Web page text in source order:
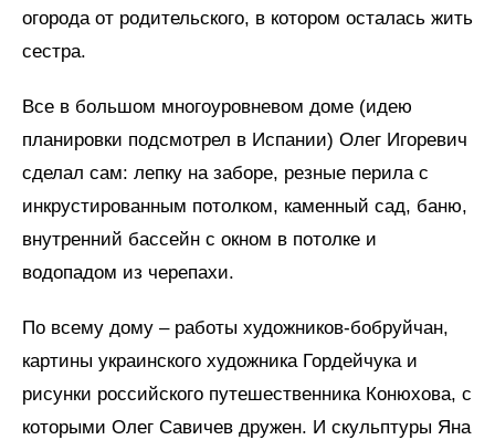
огорода от родительского, в котором осталась жить
сестра.
Все в большом многоуровневом доме (идею
планировки подсмотрел в Испании) Олег Игоревич
сделал сам: лепку на заборе, резные перила с
инкрустированным потолком, каменный сад, баню,
внутренний бассейн с окном в потолке и
водопадом из черепахи.
По всему дому – работы художников-бобруйчан,
картины украинского художника Гордейчука и
рисунки российского путешественника Конюхова, с
которыми Олег Савичев дружен. И скульптуры Яна